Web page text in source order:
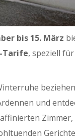
bis 15. März
Tarife, speziell
und